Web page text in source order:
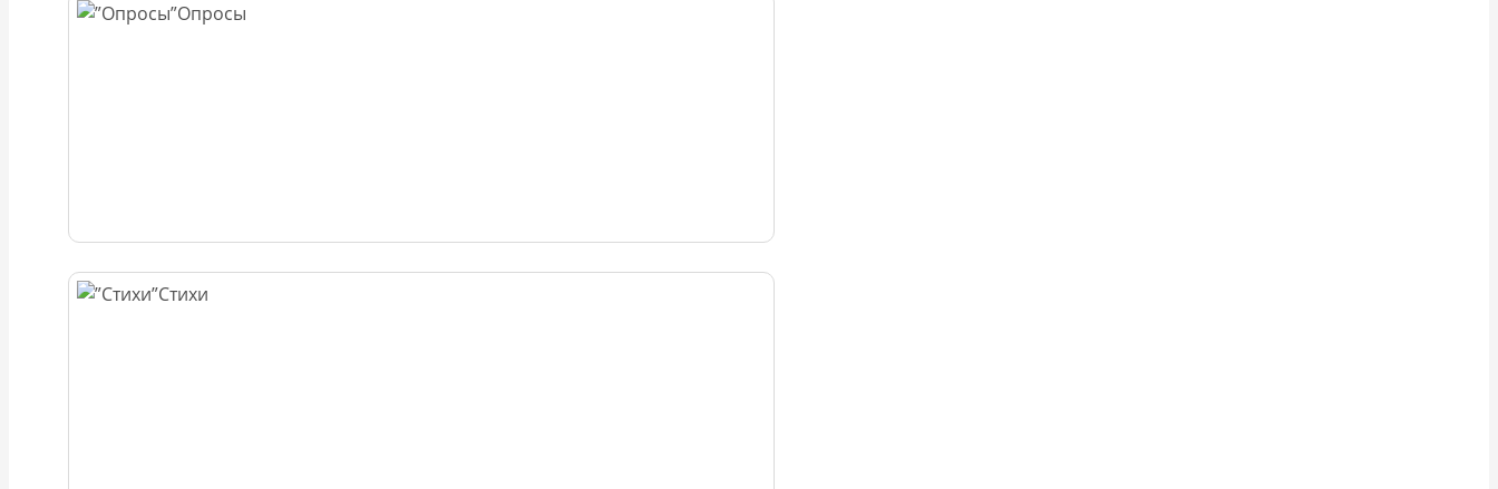
Опросы
Стихи